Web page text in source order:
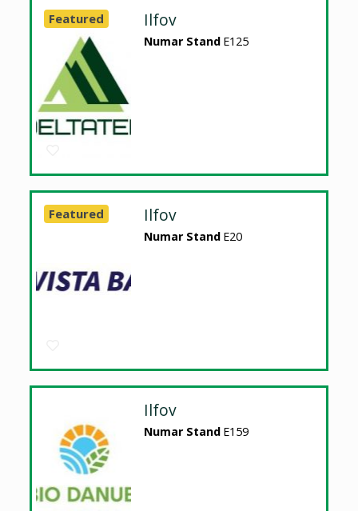
Ilfov
Numar Stand E125
Featured
Ilfov
Numar Stand E20
Featured
Ilfov
Numar Stand E159